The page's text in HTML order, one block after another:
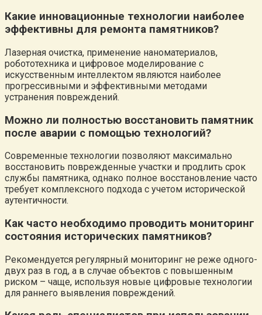
Какие инновационные технологии наиболее
эффективны для ремонта памятников?
Лазерная очистка, применение наноматериалов,
робототехника и цифровое моделирование с
искусственным интеллектом являются наиболее
прогрессивными и эффективными методами
устранения повреждений.
Можно ли полностью восстановить памятник
после аварии с помощью технологий?
Современные технологии позволяют максимально
восстановить поврежденные участки и продлить срок
службы памятника, однако полное восстановление часто
требует комплексного подхода с учетом исторической
аутентичности.
Как часто необходимо проводить мониторинг
состояния исторических памятников?
Рекомендуется регулярный мониторинг не реже одного-
двух раз в год, а в случае объектов с повышенным
риском – чаще, используя новые цифровые технологии
для раннего выявления повреждений.